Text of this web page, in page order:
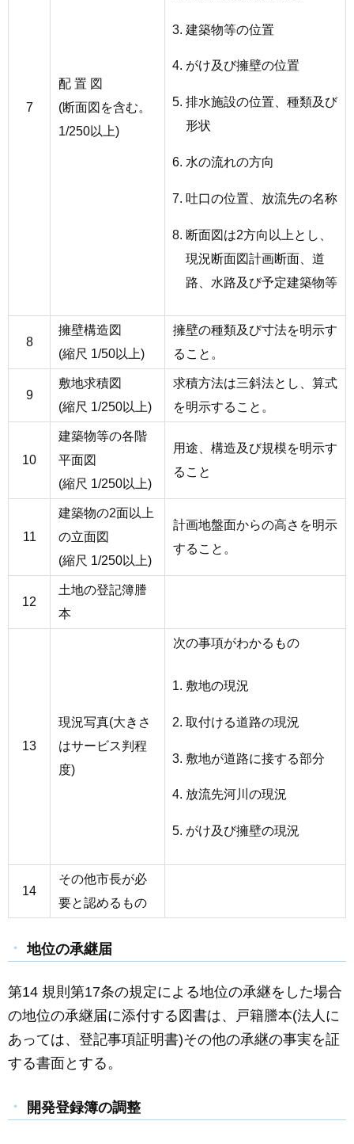
7
配 置 図
(断面図を含む。
1/250以上)
建築物等の位置
がけ及び擁壁の位置
排水施設の位置、種類及び
形状
水の流れの方向
吐口の位置、放流先の名称
断面図は2方向以上とし、
現況断面図計画断面、道
路、水路及び予定建築物等
8
擁壁構造図
(縮尺 1/50以上)
擁壁の種類及び寸法を明示す
ること。
9
敷地求積図
(縮尺 1/250以上)
求積方法は三斜法とし、算式
を明示すること。
10
建築物等の各階
平面図
(縮尺 1/250以上)
用途、構造及び規模を明示す
ること
11
建築物の2面以上
の立面図
(縮尺 1/250以上)
計画地盤面からの高さを明示
すること。
12
土地の登記簿謄
本
13
現況写真(大きさ
はサービス判程
度)
次の事項がわかるもの
敷地の現況
取付ける道路の現況
敷地が道路に接する部分
放流先河川の現況
がけ及び擁壁の現況
14
その他市長が必
要と認めるもの
地位の承継届
第14 規則第17条の規定による地位の承継をした場合
の地位の承継届に添付する図書は、戸籍謄本(法人に
あっては、登記事項証明書)その他の承継の事実を証
する書面とする。
開発登録簿の調整